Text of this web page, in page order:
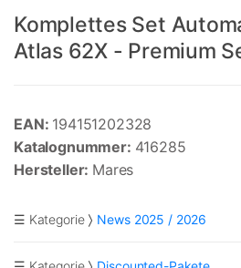
Komplettes Set
Atlas 62X - Premium
EAN: 194151202328
Katalognummer: 416285
Hersteller: Mares
☰ Kategorie News 2025 / 2026